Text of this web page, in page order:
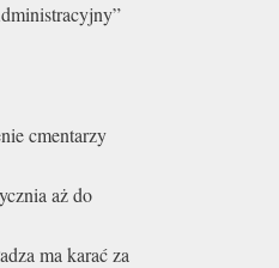
cmentarzy
aż do
ma karać za